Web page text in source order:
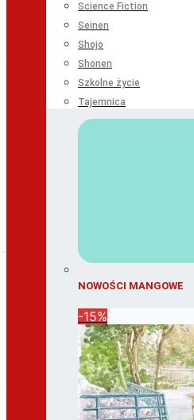
Science Fiction
Seinen
Shojo
Shonen
Szkolne życie
Tajemnica
NOWOŚCI MANGOWE
-15%